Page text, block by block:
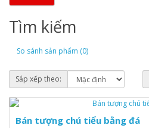
Tìm kiếm
So sánh sản phẩm (0)
Sắp xếp theo:
Bán tượng chú tiểu bằng đá